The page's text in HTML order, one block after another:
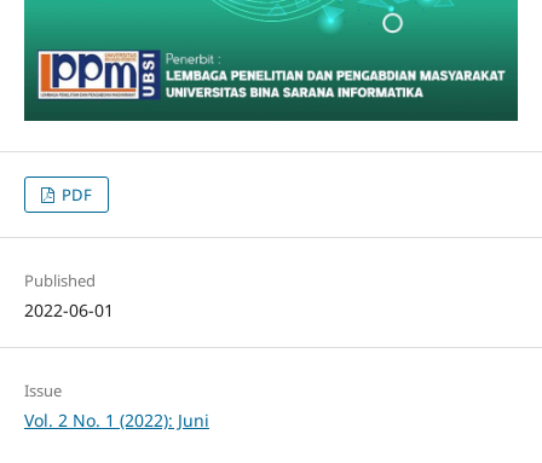
PDF
Published
2022-06-01
Issue
Vol. 2 No. 1 (2022): Juni